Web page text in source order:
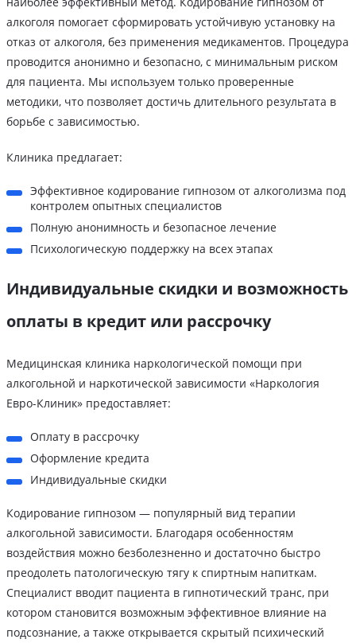
алкоголя помогает сформировать устойчивую установку на
отказ от алкоголя, без применения медикаментов. Процедура
проводится анонимно и безопасно, с минимальным риском
для пациента. Мы используем только проверенные
методики, что позволяет достичь длительного результата в
борьбе с зависимостью.
Клиника предлагает:
Эффективное кодирование гипнозом от алкоголизма под
контролем опытных специалистов
Полную анонимность и безопасное лечение
Психологическую поддержку на всех этапах
Индивидуальные скидки и возможность
оплаты в кредит или рассрочку
Медицинская клиника наркологической помощи при
алкогольной и наркотической зависимости «Наркология
Евро-Клиник» предоставляет:
Оплату в рассрочку
Оформление кредита
Индивидуальные скидки
Кодирование гипнозом — популярный вид терапии
алкогольной зависимости. Благодаря особенностям
воздействия можно безболезненно и достаточно быстро
преодолеть патологическую тягу к спиртным напиткам.
Специалист вводит пациента в гипнотический транс, при
котором становится возможным эффективное влияние на
подсознание, а также открывается скрытый психический